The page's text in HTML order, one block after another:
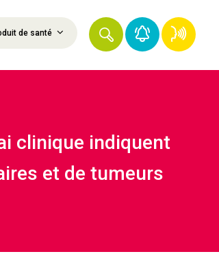
de santé
clinique indiquent
et de tumeurs